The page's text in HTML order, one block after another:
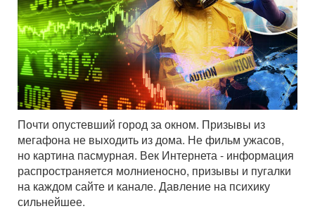
Почти опустевший город за окном. Призывы из
мегафона не выходить из дома. Не фильм ужасов,
но картина пасмурная. Век Интернета - информация
распространяется молниеносно, призывы и пугалки
на каждом сайте и канале. Давление на психику
сильнейшее.